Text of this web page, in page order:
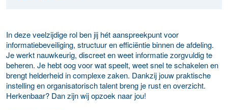
In deze veelzijdige rol ben jij hét aanspreekpunt voor
informatiebeveiliging, structuur en efficiëntie binnen de afdeling.
Je werkt nauwkeurig, discreet en weet informatie zorgvuldig te
beheren. Je hebt oog voor wat speelt, weet snel te schakelen en
brengt helderheid in complexe zaken. Dankzij jouw praktische
instelling en organisatorisch talent breng je rust en overzicht.
Herkenbaar? Dan zijn wij opzoek naar jou!